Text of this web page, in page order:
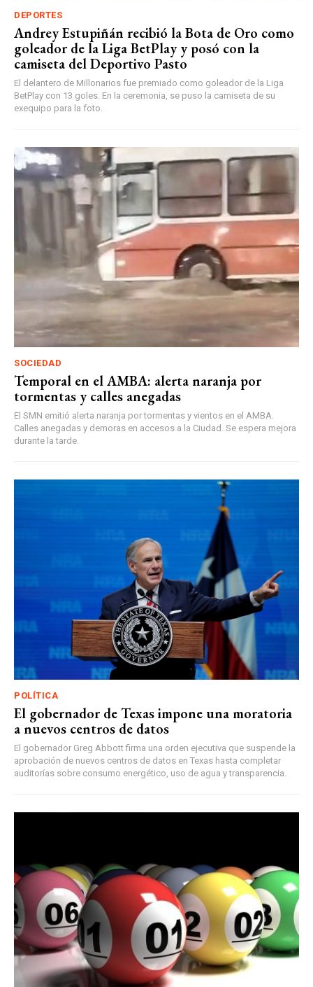
DEPORTES
Andrey Estupiñán recibió la Bota de Oro como
goleador de la Liga BetPlay y posó con la
camiseta del Deportivo Pasto
El delantero de Millonarios fue premiado como goleador de la Liga
BetPlay con 13 goles. En la ceremonia, se puso la camiseta de su
exequipo para la foto.
SOCIEDAD
Temporal en el AMBA: alerta naranja por
tormentas y calles anegadas
El SMN emitió alerta naranja por tormentas y vientos en el AMBA.
Calles anegadas y demoras en accesos a la Ciudad. Se espera mejora
durante la tarde.
POLÍTICA
El gobernador de Texas impone una moratoria
a nuevos centros de datos
El gobernador Greg Abbott firma una orden ejecutiva que suspende la
aprobación de nuevos centros de datos en Texas hasta completar
auditorías sobre consumo energético, uso de agua y transparencia.